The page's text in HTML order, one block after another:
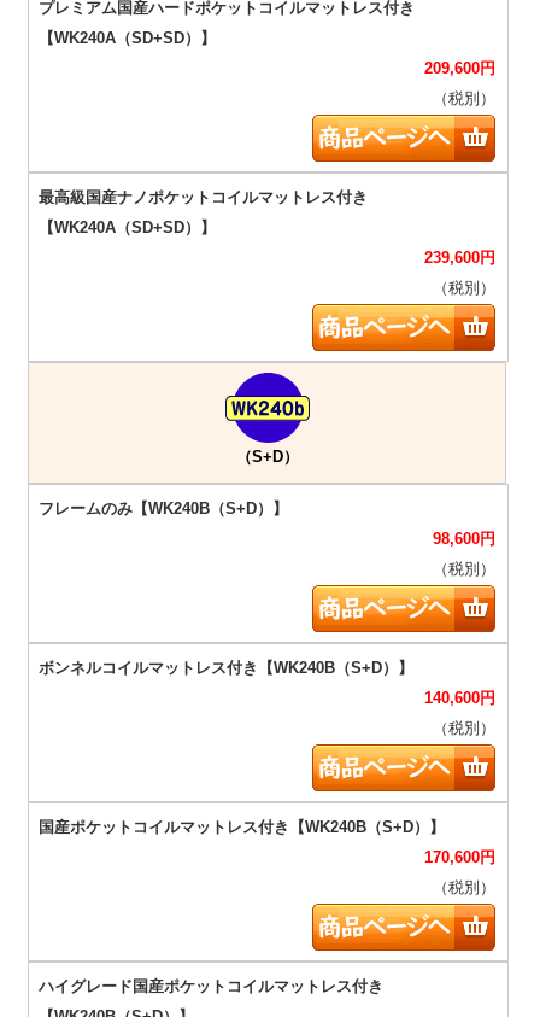
209,600円
（税別）
239,600円
（税別）
（S+D）
98,600円
（税別）
140,600円
（税別）
170,600円
（税別）